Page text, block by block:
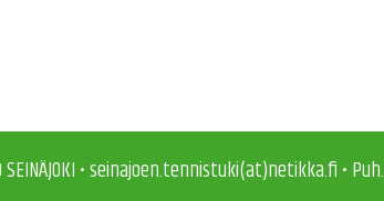
• seinajoen.tennistuki(at)netikka.fi • Puh.